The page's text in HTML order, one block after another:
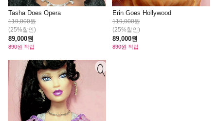
Tasha Does Opera
119,000원
(25%할인)
89,000원
890원 적립
Erin Goes Hollywood
119,000원
(25%할인)
89,000원
890원 적립